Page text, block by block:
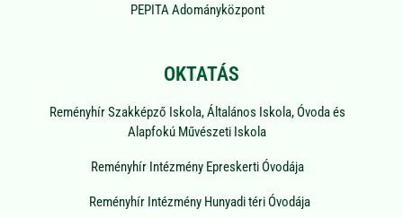
PEPITA Adományközpont
OKTATÁS
Reményhír Szakképző Iskola, Általános Iskola, Óvoda és
Alapfokú Művészeti Iskola
Reményhír Intézmény Epreskerti Óvodája
Reményhír Intézmény Hunyadi téri Óvodája